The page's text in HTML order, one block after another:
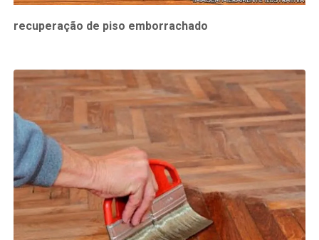
recuperação de piso emborrachado